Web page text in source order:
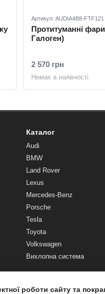
Артикул: AUDIA4B8-FTF121
Протитуманні
Галоген)
2 570 грн
Немає в наявності
Каталог
Audi
BMW
Land Rover
Lexus
Mercedes-Benz
Porsche
Tesla
Toyota
Volkswagen
Вихлопна система
роботи сайту та